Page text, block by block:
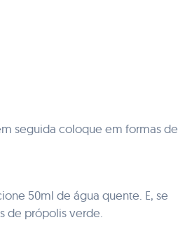
seguida coloque em formas de
50ml de água quente. E, se
de própolis verde.